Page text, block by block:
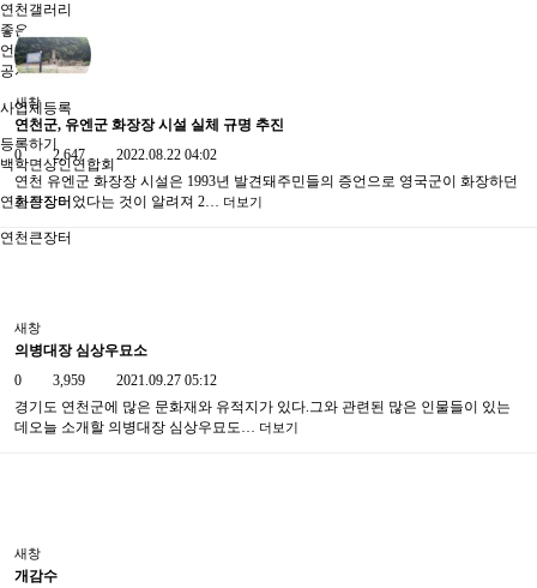
연천갤러리
좋은글
언론&방송
공지사항
사업체등록
등록하기
백학면상인연합회
연천큰장터
연천큰장터
새창
연천군, 유엔군 화장장 시설 실체 규명 추진
0
2,647
2022.08.22 04:02
연천 유엔군 화장장 시설은 1993년 발견돼주민들의 증언으로 영국군이 화장하던
화장장이었다는 것이 알려져 2… 더보기
새창
의병대장 심상우묘소
0
3,959
2021.09.27 05:12
경기도 연천군에 많은 문화재와 유적지가 있다.그와 관련된 많은 인물들이 있는
데오늘 소개할 의병대장 심상우묘도… 더보기
새창
개감수